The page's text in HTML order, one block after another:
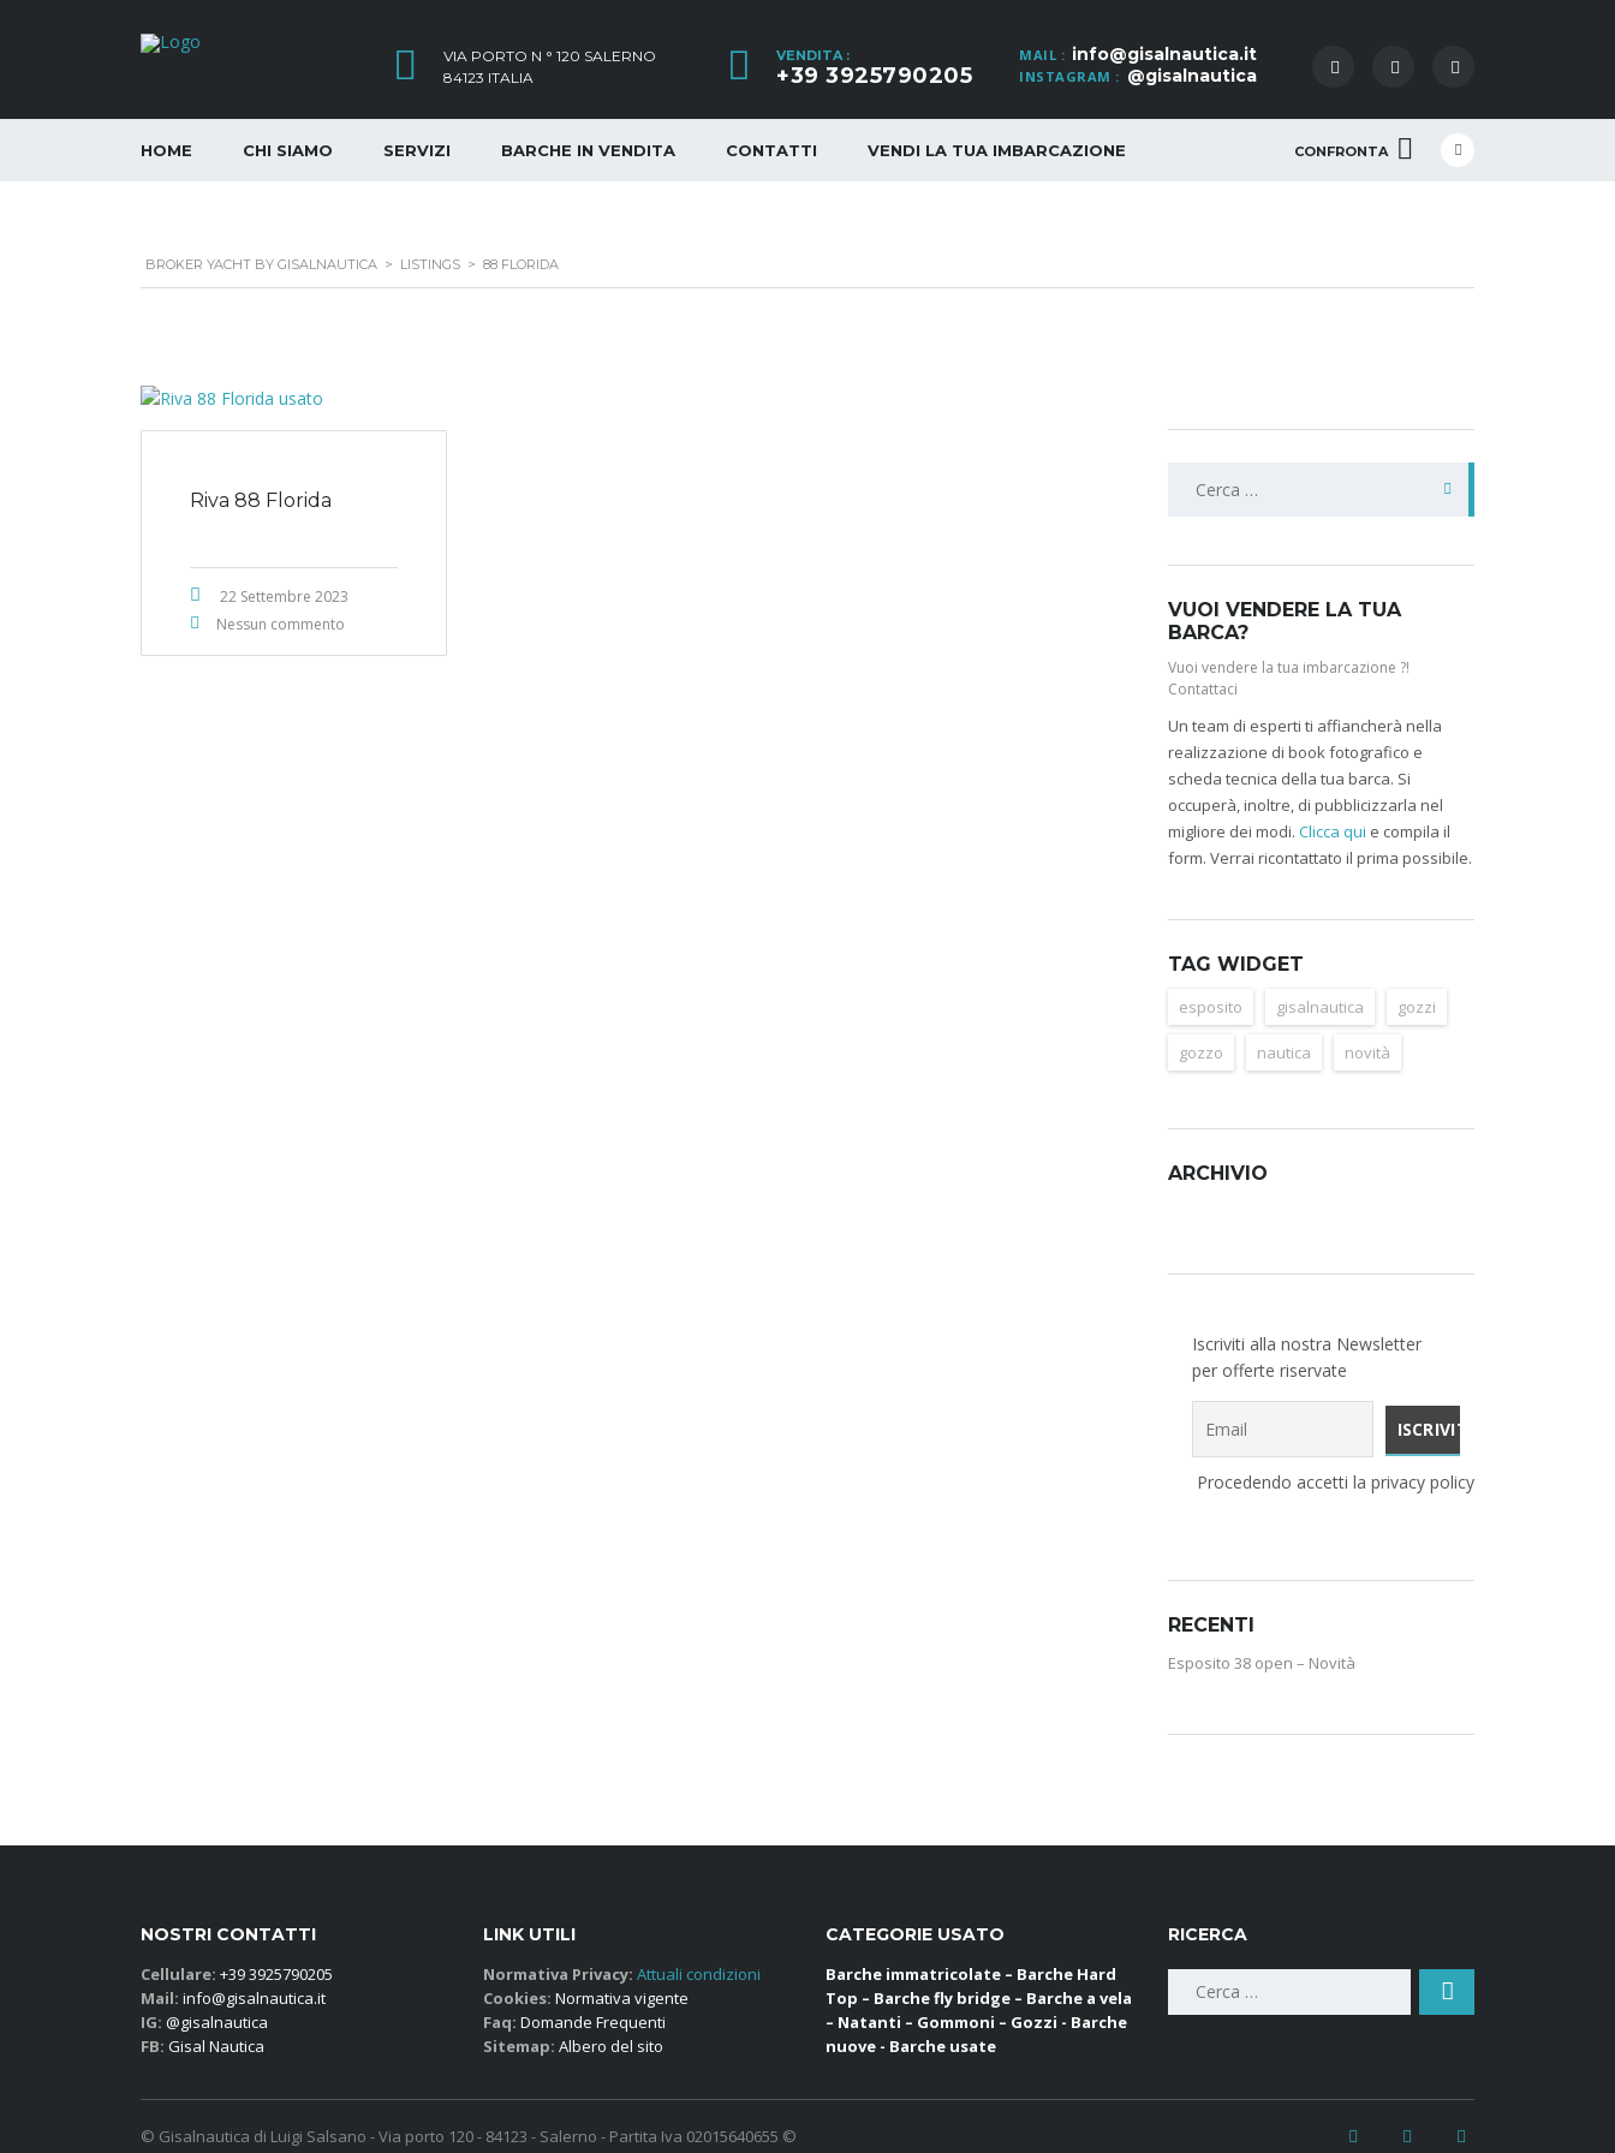
MAIL : info@gisalnautica.it
INSTAGRAM : @gisalnautica
VENDITA :
+39 3925790205
VIA PORTO N ° 120 SALERNO
84123 ITALIA
CONFRONTA
HOME CHI SIAMO SERVIZI BARCHE IN VENDITA CONTATTI VENDI LA TUA IMBARCAZIONE
BROKER YACHT BY GISALNAUTICA > LISTINGS > 88 FLORIDA
Riva 88 Florida
22 Settembre 2023
Nessun commento
VUOI VENDERE LA TUA
BARCA?
Vuoi vendere la tua imbarcazione ?!
Contattaci
Un team di esperti ti affiancherà nella
realizzazione di book fotografico e
scheda tecnica della tua barca. Si
occuperà, inoltre, di pubblicizzarla nel
migliore dei modi. Clicca qui e compila il
form. Verrai ricontattato il prima possibile.
TAG WIDGET
esposito gisalnautica gozzi
gozzo nautica novità
ARCHIVIO
Iscriviti alla nostra Newsletter
per offerte riservate
Procedendo accetti la privacy policy
RECENTI
Esposito 38 open – Novità
NOSTRI CONTATTI
Cellulare: +39 3925790205
Mail: info@gisalnautica.it
IG: @gisalnautica
FB: Gisal Nautica
LINK UTILI
Normativa Privacy: Attuali condizioni
Cookies: Normativa vigente
Faq: Domande Frequenti
Sitemap: Albero del sito
CATEGORIE USATO
Barche immatricolate – Barche Hard
Top – Barche fly bridge – Barche a vela
– Natanti – Gommoni – Gozzi - Barche
nuove - Barche usate
RICERCA
Ricerca
© Gisalnautica di Luigi Salsano - Via porto 120 - 84123 - Salerno - Partita Iva 02015640655 ©